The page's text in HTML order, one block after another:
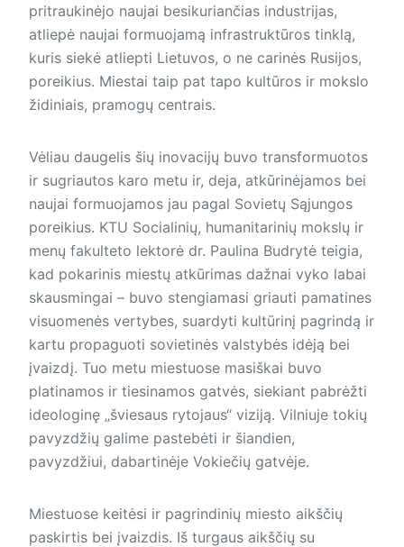
pritraukinėjo naujai besikuriančias industrijas,
atliepė naujai formuojamą infrastruktūros tinklą,
kuris siekė atliepti Lietuvos, o ne carinės Rusijos,
poreikius. Miestai taip pat tapo kultūros ir mokslo
židiniais, pramogų centrais.
Vėliau daugelis šių inovacijų buvo transformuotos
ir sugriautos karo metu ir, deja, atkūrinėjamos bei
naujai formuojamos jau pagal Sovietų Sąjungos
poreikius. KTU Socialinių, humanitarinių mokslų ir
menų fakulteto lektorė dr. Paulina Budrytė teigia,
kad pokarinis miestų atkūrimas dažnai vyko labai
skausmingai – buvo stengiamasi griauti pamatines
visuomenės vertybes, suardyti kultūrinį pagrindą ir
kartu propaguoti sovietinės valstybės idėją bei
įvaizdį. Tuo metu miestuose masiškai buvo
platinamos ir tiesinamos gatvės, siekiant pabrėžti
ideologinę „šviesaus rytojaus“ viziją. Vilniuje tokių
pavyzdžių galime pastebėti ir šiandien,
pavyzdžiui, dabartinėje Vokiečių gatvėje.
Miestuose keitėsi ir pagrindinių miesto aikščių
paskirtis bei įvaizdis. Iš turgaus aikščių su